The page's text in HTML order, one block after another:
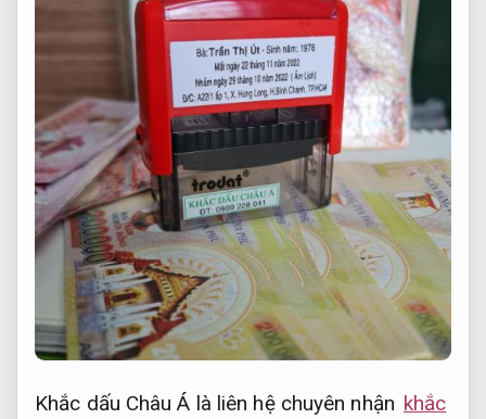
Khắc dấu Châu Á là liên hệ chuyên nhận khắc